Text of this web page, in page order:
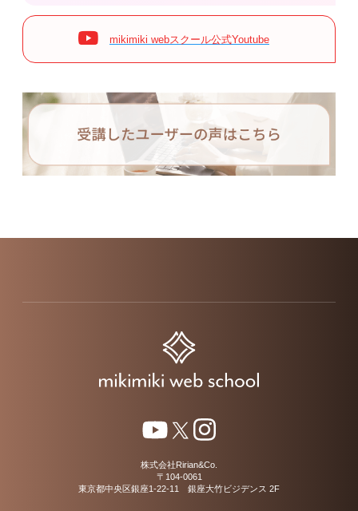
mikimiki webスクール公式Youtube
株式会社Ririan&Co.
〒104-0061
東京都中央区銀座1-22-11 銀座大竹ビジデンス 2F